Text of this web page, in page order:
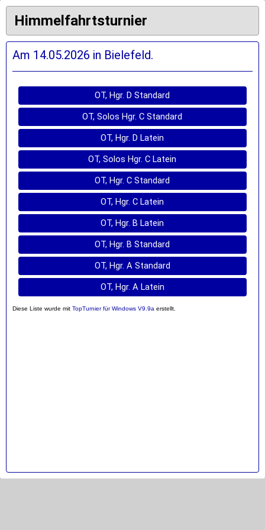
Himmelfahrtsturnier
Am 14.05.2026 in Bielefeld.
OT, Hgr. D Standard
OT, Solos Hgr. C Standard
OT, Hgr. D Latein
OT, Solos Hgr. C Latein
OT, Hgr. C Standard
OT, Hgr. C Latein
OT, Hgr. B Latein
OT, Hgr. B Standard
OT, Hgr. A Standard
OT, Hgr. A Latein
Diese Liste wurde mit TopTurnier für Windows V9.9a erstellt.